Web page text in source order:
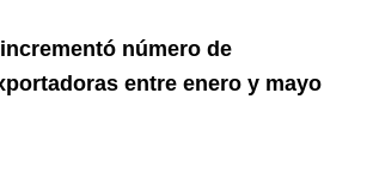
número de
entre enero y mayo